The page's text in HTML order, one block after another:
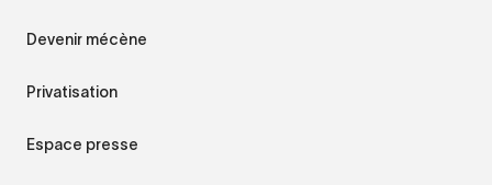
Devenir mécène
Privatisation
Espace presse